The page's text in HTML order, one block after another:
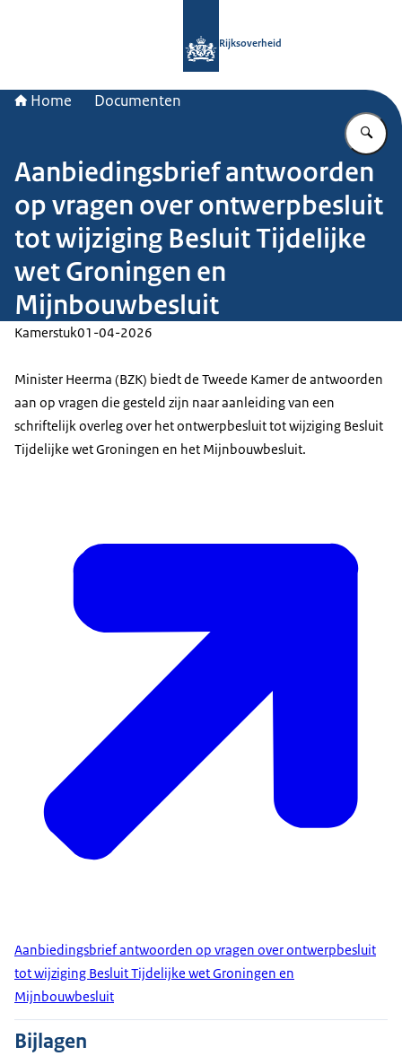
Rijksoverheid
Home Documenten
Aanbiedingsbrief antwoorden
op vragen over ontwerpbesluit
tot wijziging Besluit Tijdelijke
wet Groningen en
Mijnbouwbesluit
Kamerstuk01-04-2026
Minister Heerma (BZK) biedt de Tweede Kamer de antwoorden
aan op vragen die gesteld zijn naar aanleiding van een
schriftelijk overleg over het ontwerpbesluit tot wijziging Besluit
Tijdelijke wet Groningen en het Mijnbouwbesluit.
Aanbiedingsbrief antwoorden op vragen over ontwerpbesluit
tot wijziging Besluit Tijdelijke wet Groningen en
Mijnbouwbesluit
Bijlagen